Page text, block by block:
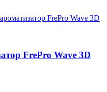
FrePro Wave 3D